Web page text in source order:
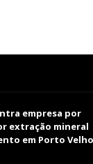
empresa por
extração mineral
em Porto Velho